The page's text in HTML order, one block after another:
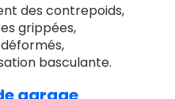
des contrepoids,
grippées,
basculante.